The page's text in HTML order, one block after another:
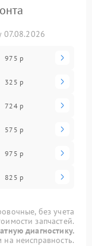
07.08.2026
975 р
325 р
724 р
575 р
975 р
825 р
без учета
запчастей.
диагностику.
неисправность.